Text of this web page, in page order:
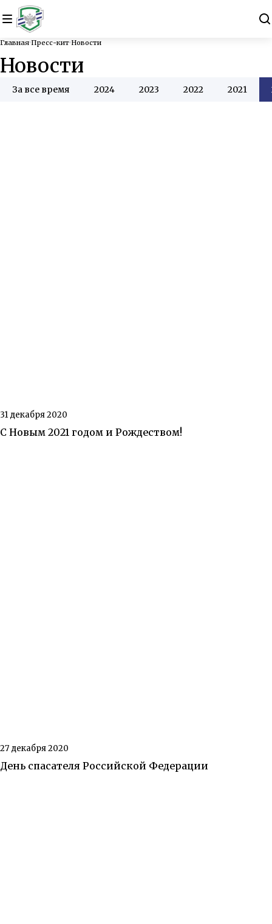
Главная Пресс-кит Новости
Новости
За все время 2024 2023 2022 2021
31 декабря 2020
С Новым 2021 годом и Рождеством!
27 декабря 2020
День спасателя Российской Федерации